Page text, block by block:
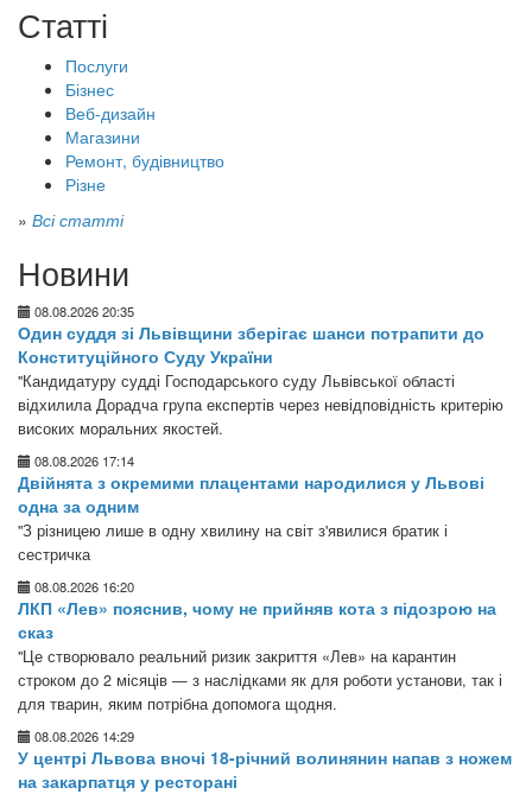
Статті
Послуги
Бізнес
Веб-дизайн
Магазини
Ремонт, будівництво
Різне
» Всі статті
Новини
08.08.2026 20:35
Один суддя зі Львівщини зберігає шанси потрапити до
Конституційного Суду України
"Кандидатуру судді Господарського суду Львівської області
відхилила Дорадча група експертів через невідповідність критерію
високих моральних якостей.
08.08.2026 17:14
Двійнята з окремими плацентами народилися у Львові
одна за одним
"З різницею лише в одну хвилину на світ з'явилися братик і
сестричка
08.08.2026 16:20
ЛКП «Лев» пояснив, чому не прийняв кота з підозрою на
сказ
"Це створювало реальний ризик закриття «Лев» на карантин
строком до 2 місяців — з наслідками як для роботи установи, так і
для тварин, яким потрібна допомога щодня.
08.08.2026 14:29
У центрі Львова вночі 18-річний волинянин напав з ножем
на закарпатця у ресторані